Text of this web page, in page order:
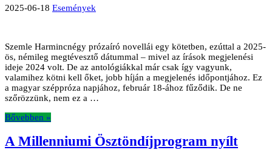
2025-06-18 Események
Szemle Harmincnégy prózaíró novellái egy kötetben, ezúttal a 2025-
ös, némileg megtévesztő dátummal – mivel az írások megjelenési
ideje 2024 volt. De az antológiákkal már csak így vagyunk,
valamihez kötni kell őket, jobb híján a megjelenés időpontjához. Ez
a magyar széppróza napjához, február 18-ához fűződik. De ne
szőrözzünk, nem ez a …
Bővebben »
A Millenniumi Ösztöndíjprogram nyílt